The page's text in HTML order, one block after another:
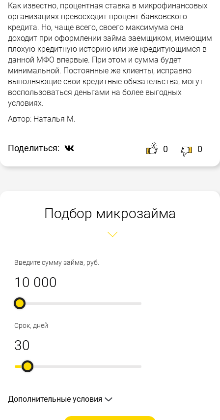
Как известно, процентная ставка в микрофинансовых
организациях превосходит процент банковского
кредита. Но, чаще всего, своего максимума она
доходит при оформлении займа заемщиком, имеющим
плохую кредитную историю или же кредитующимся в
данной МФО впервые. При этом и сумма будет
минимальной. Постоянные же клиенты, исправно
выполняющие свои кредитные обязательства, могут
воспользоваться деньгами на более выгодных
условиях.
Автор: Наталья М.
Поделиться: 0 0
Подбор микрозайма
Введите сумму займа, руб.
Срок, дней
Дополнительные условия